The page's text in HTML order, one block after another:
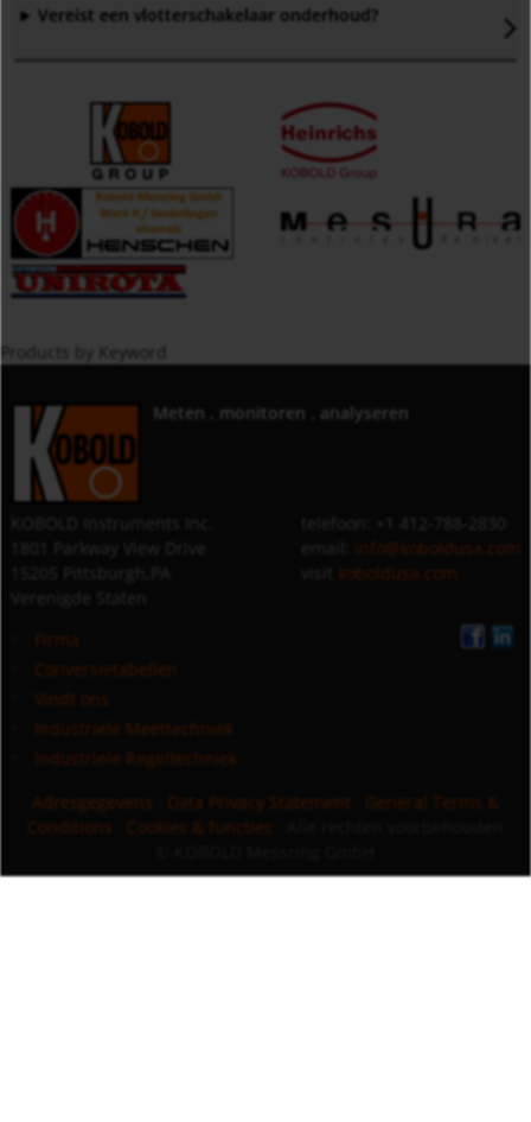
Vereist een vlotterschakelaar onderhoud ?
Products by Keyword
Meten . monitoren . analyseren
info@koboldusa.com
koboldusa.com
Firma
Conversietabellen
Vindt ons
Industriele Meettechniek
Industriele Regeltechniek
Adresgegevens
Data Privacy Statement
General Terms &
Conditions
Cookies & functies